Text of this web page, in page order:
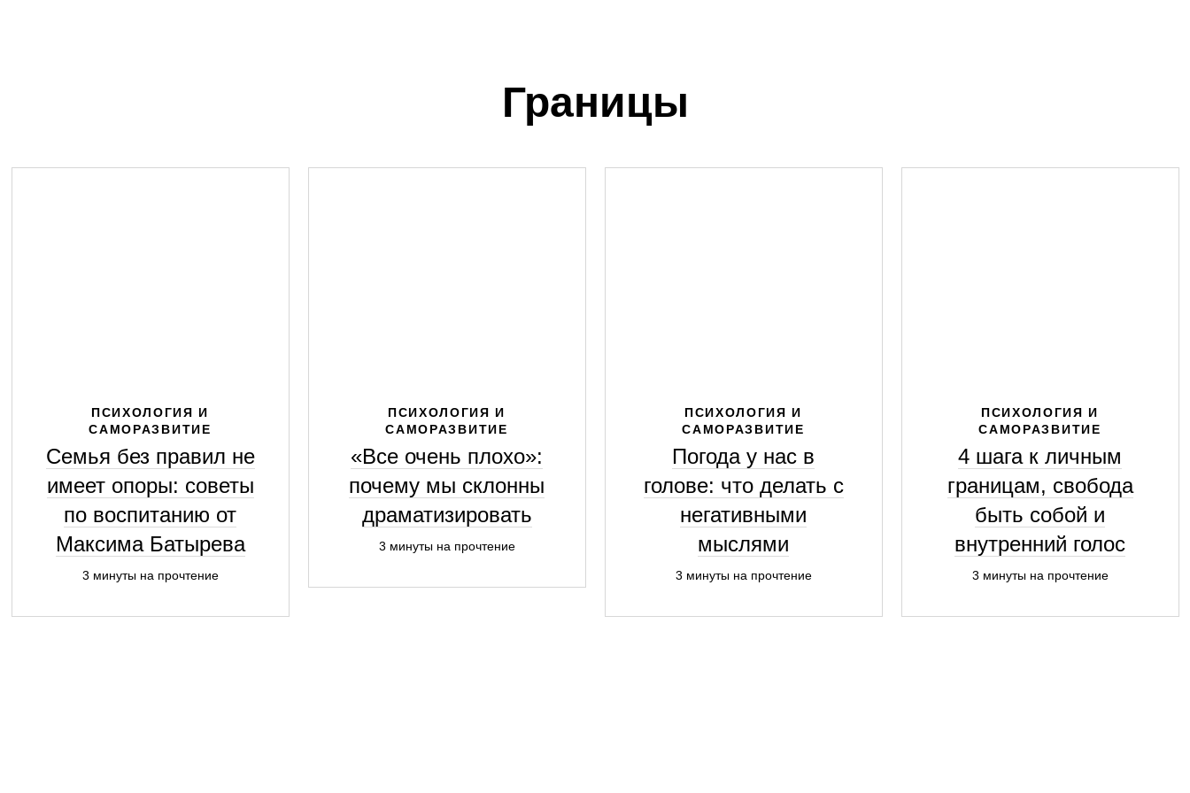
Границы
ПСИХОЛОГИЯ И
САМОРАЗВИТИЕ
Семья без правил не
имеет опоры: советы
по воспитанию от
Максима Батырева
3 минуты на прочтение
ПСИХОЛОГИЯ И
САМОРАЗВИТИЕ
«Все очень плохо»:
почему мы склонны
драматизировать
3 минуты на прочтение
ПСИХОЛОГИЯ И
САМОРАЗВИТИЕ
Погода у нас в
голове: что делать с
негативными
мыслями
3 минуты на прочтение
ПСИХОЛОГИЯ И
САМОРАЗВИТИЕ
4 шага к личным
границам, свобода
быть собой и
внутренний голос
3 минуты на прочтение